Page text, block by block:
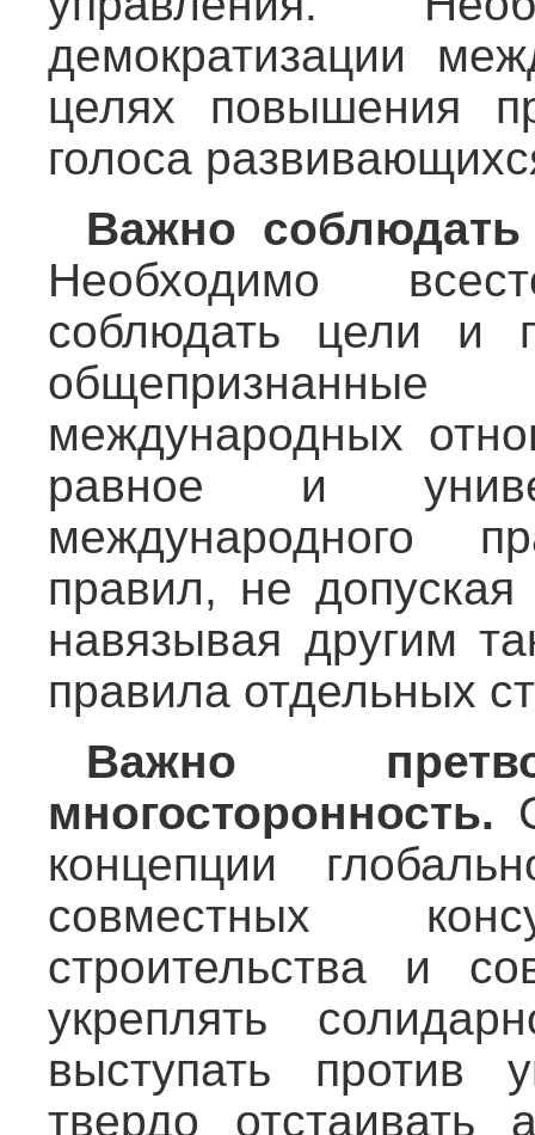
демократизации
целях повышения
голоса
Важно
Необходимо
соблюдать цели и
международных
равное и
международного
правил, не
навязывая другим
правила отдельных
Важно
многосторонность.
концепции
совместных
строительства и
укреплять
выступать против
твердо